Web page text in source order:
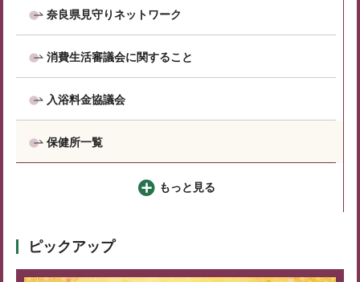
奈良県見守りネットワーク
消費生活審議会に関すること
入浴料金協議会
保健所一覧
もっと見る
ピックアップ